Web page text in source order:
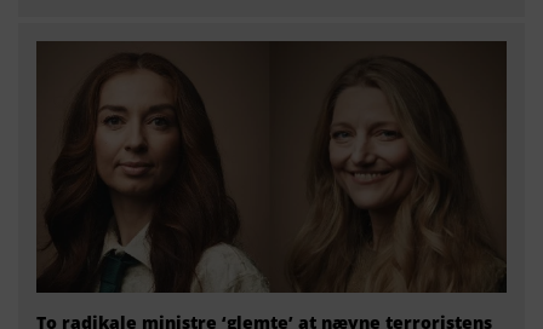
To radikale ministre ‘glemte’ at nævne terroristens